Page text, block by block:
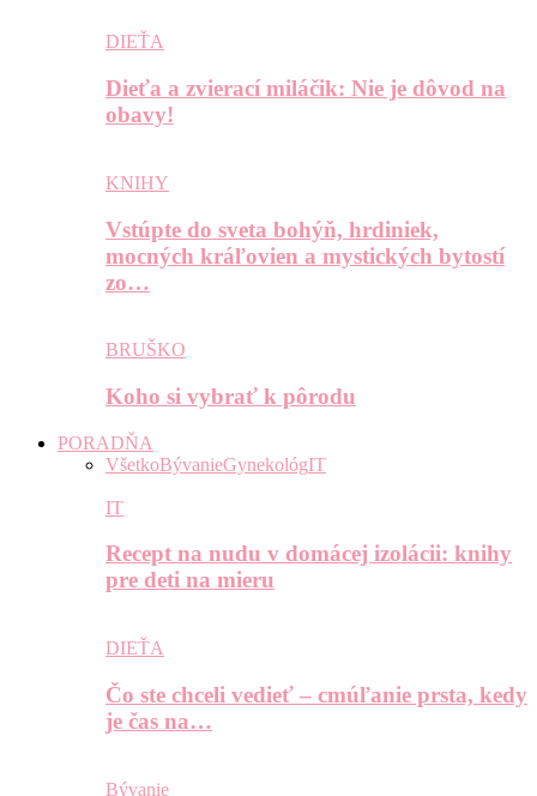
DIEŤA
Dieťa a zvierací miláčik: Nie je dôvod na
obavy!
KNIHY
Vstúpte do sveta bohýň, hrdiniek,
mocných kráľovien a mystických bytostí
zo…
BRUŠKO
Koho si vybrať k pôrodu
PORADŇA
VšetkoBývanieGynekológIT
IT
Recept na nudu v domácej izolácii: knihy
pre deti na mieru
DIEŤA
Čo ste chceli vedieť – cmúľanie prsta, kedy
je čas na…
Bývanie